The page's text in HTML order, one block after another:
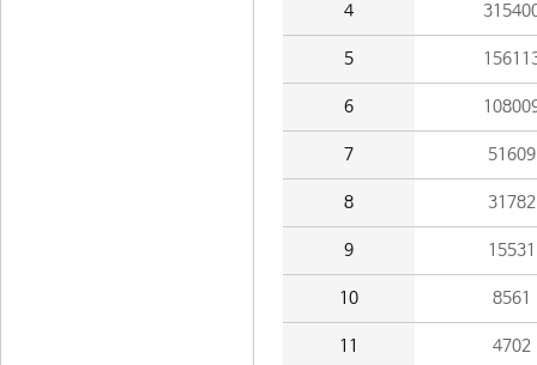
4
5
6
7 51609
8 31782
9 15531
10 8561
11 4702